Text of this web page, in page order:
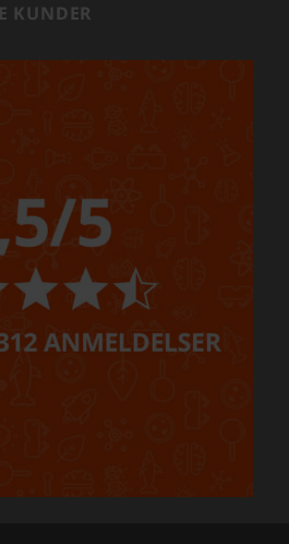
KUNDER